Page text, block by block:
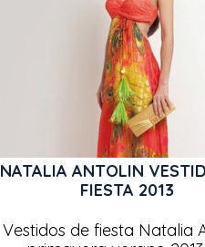
NATALIA ANTOLIN
FIESTA 2013
Vestidos de fiesta Natalia